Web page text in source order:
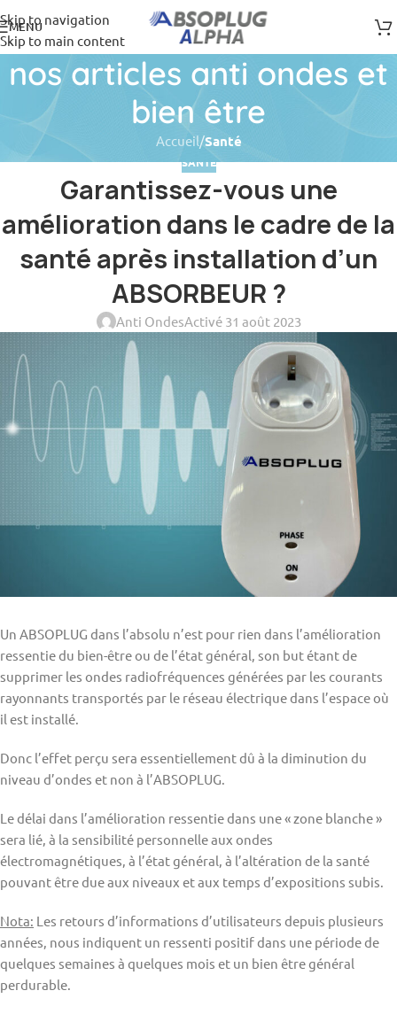
Skip to navigation
Skip to main content
MENU
nos articles anti ondes et
bien être
Accueil/Santé
SANTÉ
Garantissez-vous une
amélioration dans le cadre de la
santé après installation d’un
ABSORBEUR ?
Anti OndesActivé 31 août 2023
Un ABSOPLUG dans l’absolu n’est pour rien dans l’amélioration
ressentie du bien-être ou de l’état général, son but étant de
supprimer les ondes radiofréquences générées par les courants
rayonnants transportés par le réseau électrique dans l’espace où
il est installé.
Donc l’effet perçu sera essentiellement dû à la diminution du
niveau d’ondes et non à l’ABSOPLUG.
Le délai dans l’amélioration ressentie dans une « zone blanche »
sera lié, à la sensibilité personnelle aux ondes
électromagnétiques, à l’état général, à l’altération de la santé
pouvant être due aux niveaux et aux temps d’expositions subis.
Nota: Les retours d’informations d’utilisateurs depuis plusieurs
années, nous indiquent un ressenti positif dans une période de
quelques semaines à quelques mois et un bien être général
perdurable.